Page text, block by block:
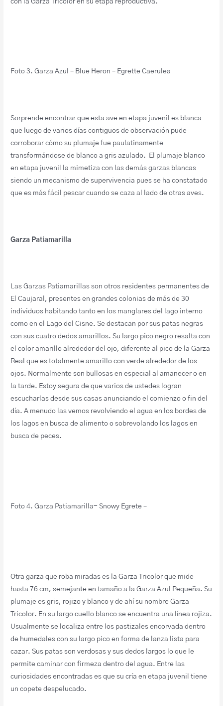
Foto 3. Garza Azul – Blue Heron – Egrette Caerulea
Sorprende encontrar que esta ave en etapa juvenil es blanca
que luego de varios días contiguos de observación pude
corroborar cómo su plumaje fue paulatinamente
transformándose de blanco a gris azulado. El plumaje blanco
en etapa juvenil la mimetiza con las demás garzas blancas
siendo un mecanismo de supervivencia pues se ha constatado
que es más fácil pescar cuando se caza al lado de otras aves.
Garza Patiamarilla
Las Garzas Patiamarillas son otros residentes permanentes de
El Caujaral, presentes en grandes colonias de más de 30
individuos habitando tanto en los manglares del lago interno
como en el Lago del Cisne. Se destacan por sus patas negras
con sus cuatro dedos amarillos. Su largo pico negro resalta con
el color amarillo alrededor del ojo, diferente al pico de la Garza
Real que es totalmente amarillo con verde alrededor de los
ojos. Normalmente son bullosas en especial al amanecer o en
la tarde. Estoy segura de que varios de ustedes logran
escucharlas desde sus casas anunciando el comienzo o fin del
día. A menudo las vemos revolviendo el agua en los bordes de
los lagos en busca de alimento o sobrevolando los lagos en
busca de peces.
Foto 4. Garza Patiamarilla- Snowy Egrete –
Otra garza que roba miradas es la Garza Tricolor que mide
hasta 76 cm, semejante en tamaño a la Garza Azul Pequeña. Su
plumaje es gris, rojizo y blanco y de ahí su nombre Garza
Tricolor. En su largo cuello blanco se encuentra una línea rojiza.
Usualmente se localiza entre los pastizales encorvada dentro
de humedales con su largo pico en forma de lanza lista para
cazar. Sus patas son verdosas y sus dedos largos lo que le
permite caminar con firmeza dentro del agua. Entre las
curiosidades encontradas es que su cría en etapa juvenil tiene
un copete despelucado.